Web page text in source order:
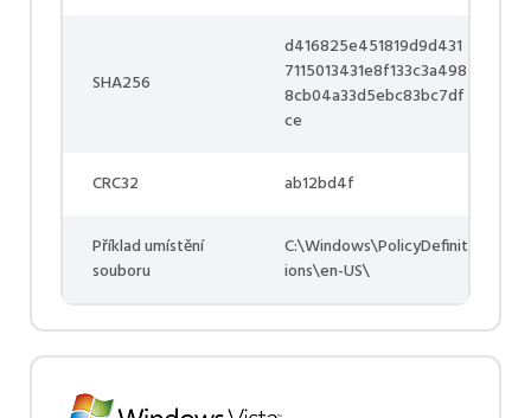
SHA256
d416825e451819d9d431
7115013431e8f133c3a498
8cb04a33d5ebc83bc7df
ce
CRC32 ab12bd4f
Příklad umístění
souboru
C:\Windows\PolicyDefinit
ions\en-US\